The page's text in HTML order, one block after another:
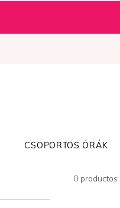
CSOPORTOS ÓRÁK
0 productos